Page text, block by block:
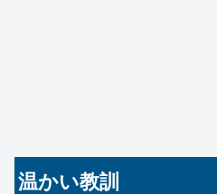
温かい教訓